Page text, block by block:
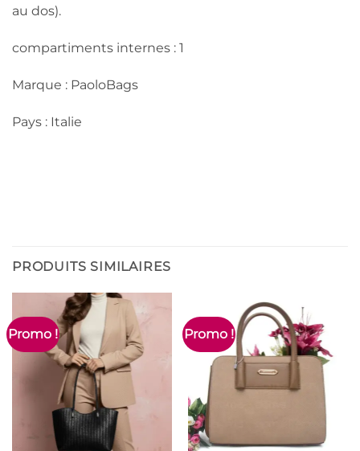
au dos).
compartiments internes : 1
Marque : PaoloBags
Pays : Italie
PRODUITS SIMILAIRES
Promo ! Promo !